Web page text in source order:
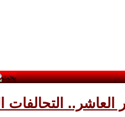
التحالفات السياسية